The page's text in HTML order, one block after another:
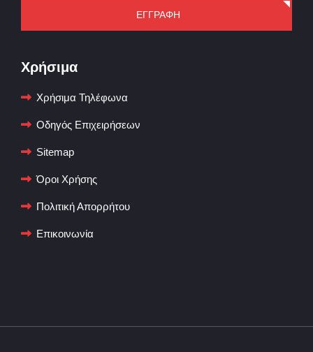
ΕΓΓΡΑΦΗ
Χρήσιμα
Χρήσιμα Τηλέφωνα
Οδηγός Επιχειρήσεων
Sitemap
Όροι Χρήσης
Πολιτική Απορρήτου
Επικοινωνία